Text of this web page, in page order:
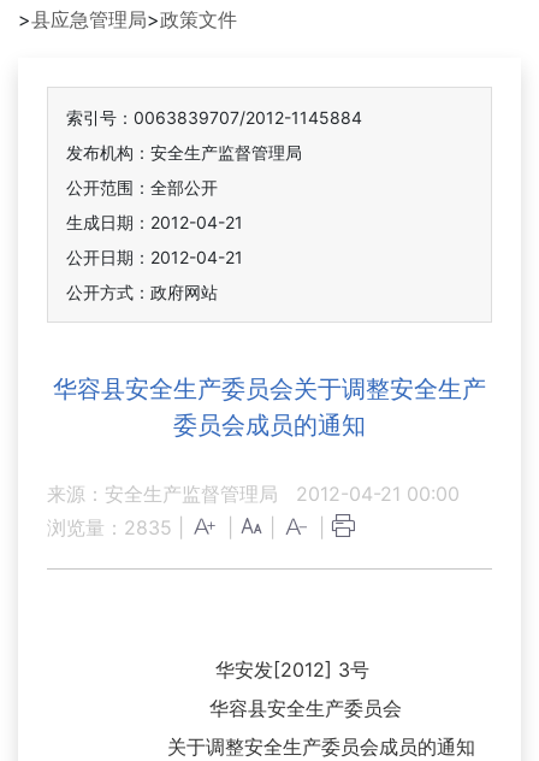
>县应急管理局>政策文件
索引号：0063839707/2012-1145884
发布机构：安全生产监督管理局
公开范围：全部公开
生成日期：2012-04-21
公开日期：2012-04-21
公开方式：政府网站
华容县安全生产委员会关于调整安全生产
委员会成员的通知
来源：安全生产监督管理局
2012-04-21 00:00
浏览量： 2835
华安发[2012] 3号
华容县安全生产委员会
关于调整安全生产委员会成员的通知